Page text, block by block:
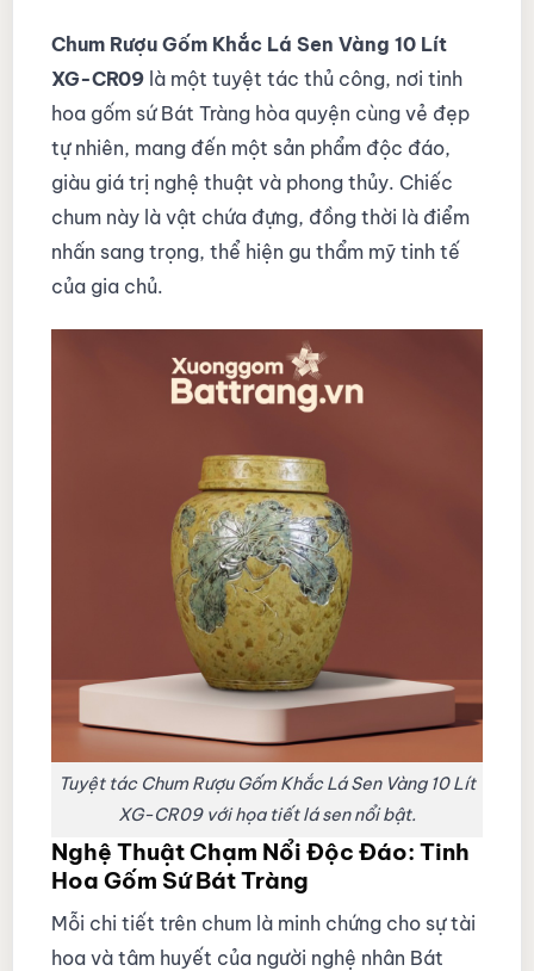
Chum Rượu Gốm Khắc Lá Sen Vàng 10 Lít
XG-CR09là một tuyệt tác thủ công, nơi tinh
hoa gốm sứ Bát Tràng hòa quyện cùng vẻ đẹp
tự nhiên, mang đến một sản phẩm độc đáo,
giàu giá trị nghệ thuật và phong thủy. Chiếc
chum này là vật chứa đựng, đồng thời là điểm
nhấn sang trọng, thể hiện gu thẩm mỹ tinh tế
của gia chủ.
Tuyệt tác Chum Rượu Gốm Khắc Lá Sen Vàng 10 Lít
XG-CR09 với họa tiết lá sen nổi bật.
Nghệ Thuật Chạm Nổi Độc Đáo: Tinh
Hoa Gốm Sứ Bát Tràng
Mỗi chi tiết trên chum là minh chứng cho sự tài
hoa và tâm huyết của người nghệ nhân Bát